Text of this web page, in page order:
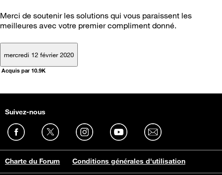
Merci de soutenir les solutions qui vous paraissent les
meilleures avec votre premier compliment donné.
mercredi 12 février 2020
Acquis par 10.9K
Suivez-nous
Charte du Forum Conditions générales d'utilisation